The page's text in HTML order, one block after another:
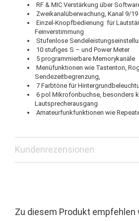
RF & MIC Verstärkung über
Zweikanalüberwachung, Kanal 9/
Einzel-Knopfbedienung für
Feinverstimmung
Stufenlose
10 stufiges S – und Power Meter
5 programmierbare Memorykanäle
Menüfunktionen wie Tastenton,
Sendezeitbegrenzung,
7 Farbtöne für
6 pol Mikrofonbuchse, besonders
Lautsprecherausgang
Amateurfunkfunktionen wie
Kundenrezensionen
Zu diesem Produkt empfehlen